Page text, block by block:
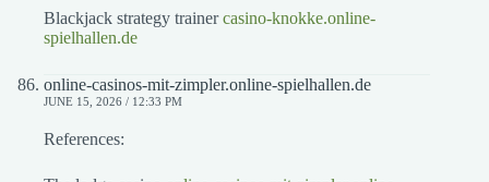
Blackjack strategy trainercasino-knokke.online-
spielhallen.de
online-casinos-mit-zimpler.online-spielhallen.de
JUNE 15, 2026 / 12:33 PM
References: